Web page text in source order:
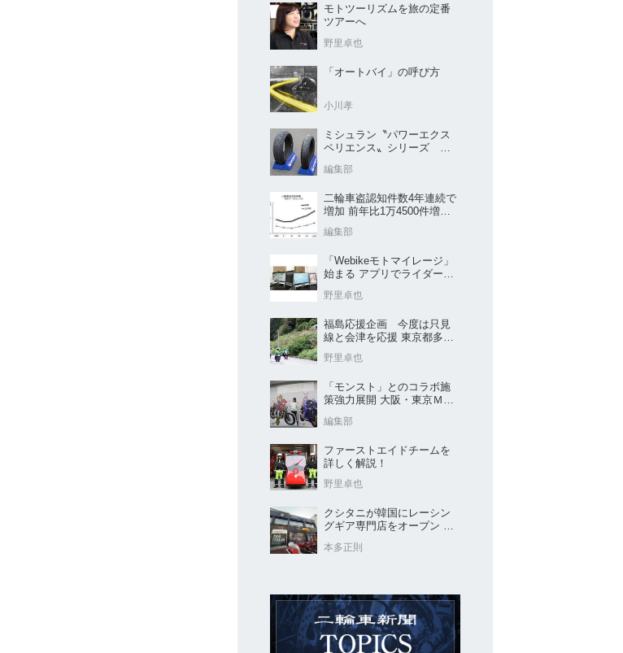
モトツーリズムを旅の定番
ツアーへ
野里卓也
「オートバイ」の呼び方
小川孝
ミシュラン〝パワーエクス
ペリエンス〟シリーズ
売
編集部
二輪車盗認知件数4年連続で
増加 前年比1万4500件増／
編集部
「Webikeモトマイレージ」
始まる アプリでライダーと
野里卓也
福島応援企画 今度は只見
線と会津を応援 東京都多摩
野里卓也
「モンスト」とのコラボ施
策強力展開 大阪・東京ＭＣ
編集部
ファーストエイドチームを
詳しく解説！
野里卓也
クシタニが韓国にレーシン
グギア専門店をオープン 今
に展開
本多正則